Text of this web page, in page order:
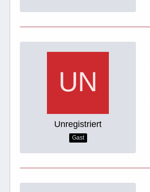
Unregistriert
Gast